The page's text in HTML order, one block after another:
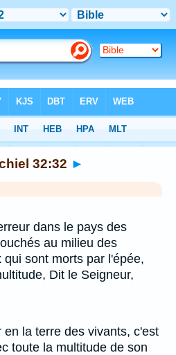
32:32 ►
dans le pays des
au milieu des
sont morts par l'épée,
Dit le Seigneur,
en la terre des vivants, c'est
toute la multitude de son